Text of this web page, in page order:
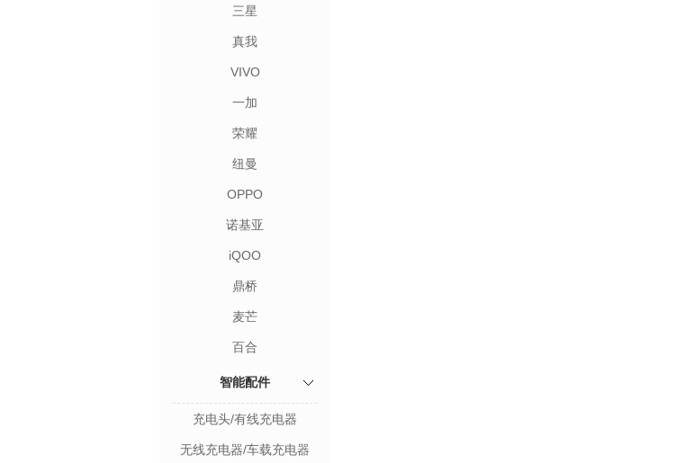
三星
真我
VIVO
一加
荣耀
纽曼
OPPO
诺基亚
iQOO
鼎桥
麦芒
百合
智能配件
充电头/有线充电器
无线充电器/车载充电器